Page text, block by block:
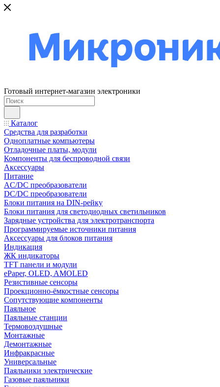
Готовый интернет-магазин электроники
Каталог
Средства для разработки
Одноплатные компьютеры
Отладочные платы, модули
Компоненты для беспроводной связи
Аксессуары
Питание
AC/DC преобразователи
DC/DC преобразователи
Блоки питания на DIN-рейку
Блоки питания для светодиодных светильников
Зарядные устройства для электротранспорта
Программируемые источники питания
Аксессуары для блоков питания
Индикация
ЖК индикаторы
TFT панели и модули
ePaper, OLED, AMOLED
Резистивные сенсоры
Проекционно-ёмкостные сенсоры
Сопутствующие компоненты
Паяльное
Паяльные станции
Термовоздушные
Монтажные
Демонтажные
Инфракрасные
Универсальные
Паяльники электрические
Газовые паяльники